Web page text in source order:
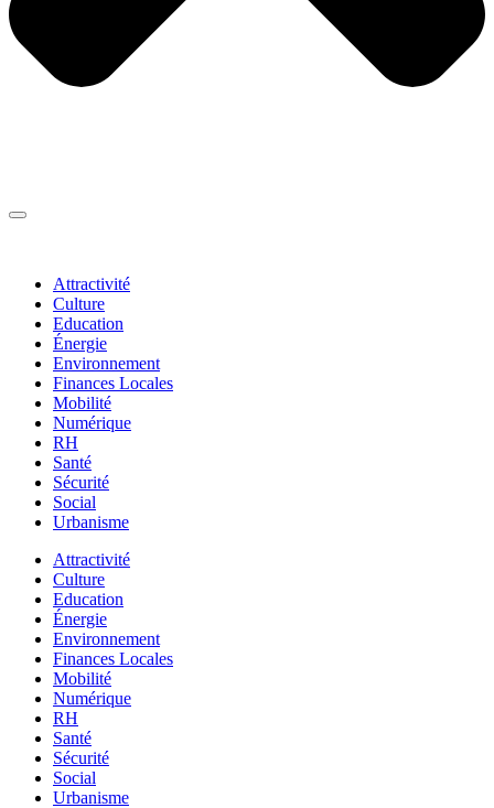
Attractivité
Culture
Education
Énergie
Environnement
Finances Locales
Mobilité
Numérique
RH
Santé
Sécurité
Social
Urbanisme
Attractivité
Culture
Education
Énergie
Environnement
Finances Locales
Mobilité
Numérique
RH
Santé
Sécurité
Social
Urbanisme